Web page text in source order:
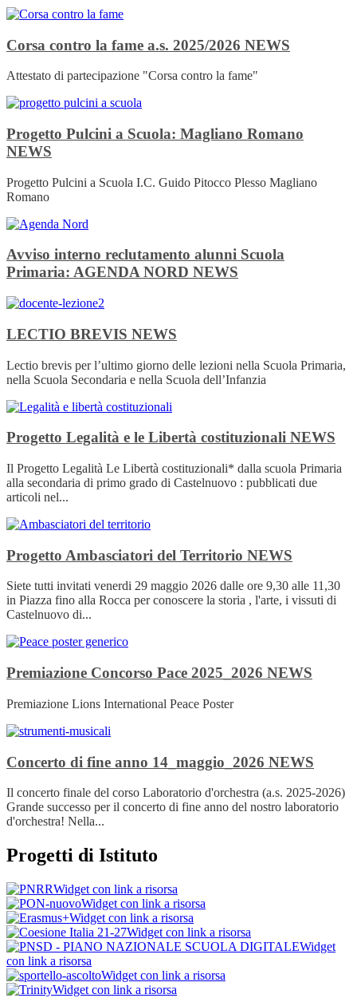
Corsa contro la fame a.s. 2025/2026 NEWS
Attestato di partecipazione "Corsa contro la fame"
Progetto Pulcini a Scuola: Magliano Romano
NEWS
Progetto Pulcini a Scuola I.C. Guido Pitocco Plesso Magliano
Romano
Avviso interno reclutamento alunni Scuola
Primaria: AGENDA NORD NEWS
LECTIO BREVIS NEWS
Lectio brevis per l’ultimo giorno delle lezioni nella Scuola Primaria,
nella Scuola Secondaria e nella Scuola dell’Infanzia
Progetto Legalità e le Libertà costituzionali NEWS
Il Progetto Legalità Le Libertà costituzionali* dalla scuola Primaria
alla secondaria di primo grado di Castelnuovo : pubblicati due
articoli nel...
Progetto Ambasciatori del Territorio NEWS
Siete tutti invitati venerdi 29 maggio 2026 dalle ore 9,30 alle 11,30
in Piazza fino alla Rocca per conoscere la storia , l'arte, i vissuti di
Castelnuovo di...
Premiazione Concorso Pace 2025_2026 NEWS
Premiazione Lions International Peace Poster
Concerto di fine anno 14_maggio_2026 NEWS
Il concerto finale del corso Laboratorio d'orchestra (a.s. 2025-2026)
Grande successo per il concerto di fine anno del nostro laboratorio
d'orchestra! Nella...
Progetti di Istituto
Widget con link a risorsa
Widget con link a risorsa
Widget con link a risorsa
Widget con link a risorsa
Widget
con link a risorsa
Widget con link a risorsa
Widget con link a risorsa